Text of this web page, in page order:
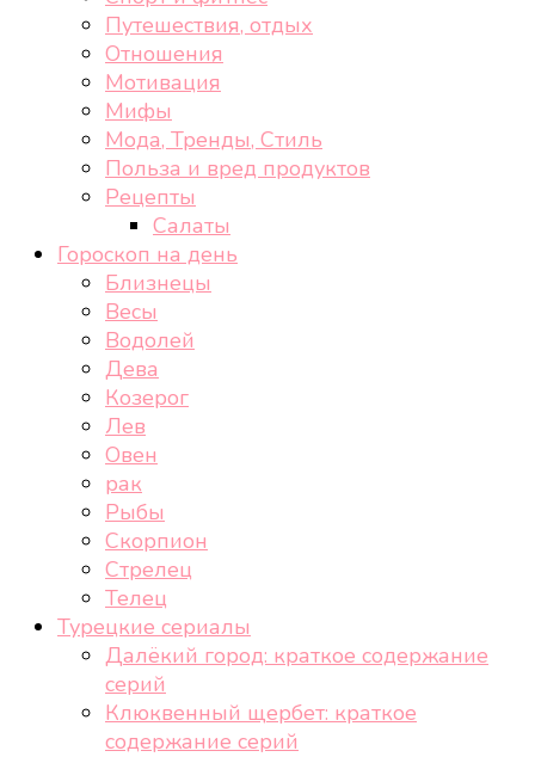
Путешествия, отдых
Отношения
Мотивация
Мифы
Мода, Тренды, Стиль
Польза и вред продуктов
Рецепты
Салаты
Гороскоп на день
Близнецы
Весы
Водолей
Дева
Козерог
Лев
Овен
рак
Рыбы
Скорпион
Стрелец
Телец
Турецкие сериалы
Далёкий город: краткое содержание
серий
Клюквенный щербет: краткое
содержание серий